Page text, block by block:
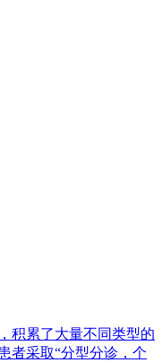
积累了大量不同类型的
者采取“分型分诊，个